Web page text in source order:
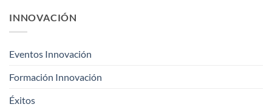
INNOVACIÓN
Eventos Innovación
Formación Innovación
Éxitos